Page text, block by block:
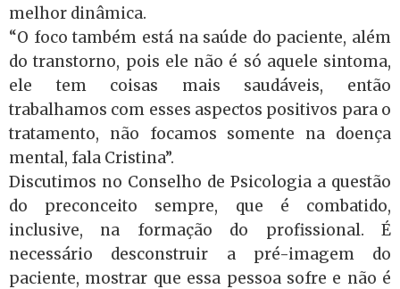
melhor dinâmica.
“O foco também está na saúde do paciente, além
do transtorno, pois ele não é só aquele sintoma,
ele tem coisas mais saudáveis, então
trabalhamos com esses aspectos positivos para o
tratamento, não focamos somente na doença
mental, fala Cristina”.
Discutimos no Conselho de Psicologia a questão
do preconceito sempre, que é combatido,
inclusive, na formação do profissional. É
necessário desconstruir a pré-imagem do
paciente, mostrar que essa pessoa sofre e não é